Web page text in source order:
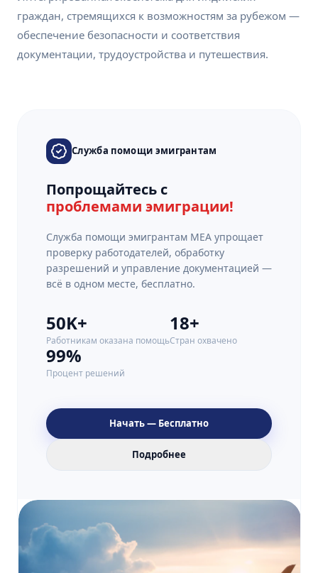
граждан, стремящихся к возможностям за рубежом —
обеспечение безопасности и соответствия
документации, трудоустройства и путешествия.
Служба помощи эмигрантам
Попрощайтесь с
проблемами эмиграции!
Служба помощи эмигрантам MEA упрощает
проверку работодателей, обработку
разрешений и управление документацией —
всё в одном месте, бесплатно.
50K+
Работникам оказана помощь
18+
Стран охвачено
99%
Процент решений
Начать — Бесплатно
Подробнее